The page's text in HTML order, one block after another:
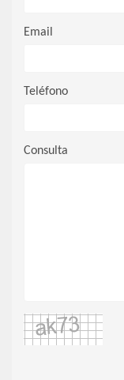
Email
Teléfono
Consulta